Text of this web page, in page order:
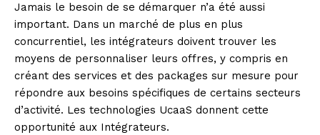
Jamais le besoin de se démarquer n’a été aussi
important. Dans un marché de plus en plus
concurrentiel, les intégrateurs doivent trouver les
moyens de personnaliser leurs offres, y compris en
créant des services et des packages sur mesure pour
répondre aux besoins spécifiques de certains secteurs
d’activité. Les technologies UcaaS donnent cette
opportunité aux Intégrateurs.